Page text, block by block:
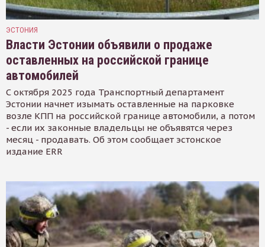
ЭСТОНИЯ
Власти Эстонии объявили о продаже
оставленных на российской границе
автомобилей
С октября 2025 года Транспортный департамент
Эстонии начнет изымать оставленные на парковке
возле КПП на российской границе автомобили, а потом
- если их законные владельцы не объявятся через
месяц - продавать. Об этом сообщает эстонское
издание ERR